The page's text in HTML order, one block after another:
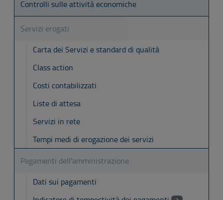
Controlli sulle attività economiche
Servizi erogati
Carta dei Servizi e standard di qualità
Class action
Costi contabilizzati
Liste di attesa
Servizi in rete
Tempi medi di erogazione dei servizi
Pagamenti dell'amministrazione
Dati sui pagamenti